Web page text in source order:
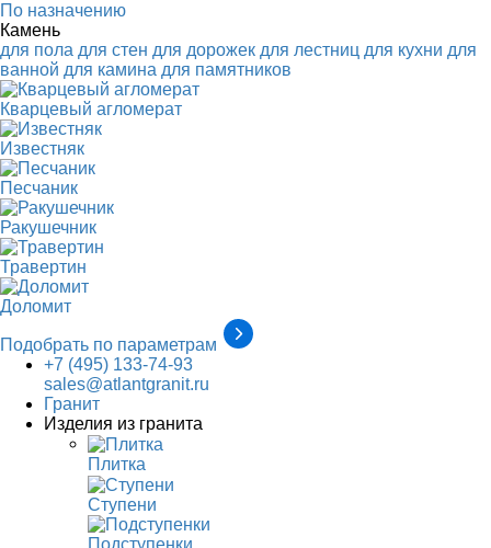
По назначению
Камень
для пола для стен для дорожек для лестниц для кухни для
ванной для камина для памятников
Кварцевый агломерат
Известняк
Песчаник
Ракушечник
Травертин
Доломит
Подобрать по параметрам
+7 (495) 133-74-93
sales@atlantgranit.ru
Гранит
Изделия из гранита
Плитка
Ступени